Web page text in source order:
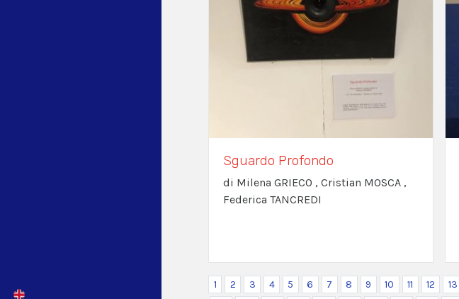
Sguardo Profondo
di Milena GRIECO , Cristian MOSCA ,
Federica TANCREDI
1 2 3 4 5 6 7 8 9 10 11 12 13